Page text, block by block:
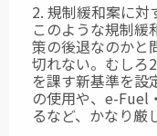
2. 規制緩和案に対
このような規制緩
策の後退なのかと
切れない。むしろ
を課す新基準を設
の使用や、e-Fuel
るなど、かなり厳